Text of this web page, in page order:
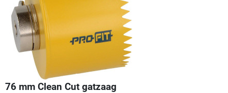
76 mm Clean Cut gatzaag